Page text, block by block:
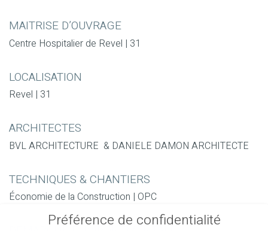
MAITRISE D’OUVRAGE
Centre Hospitalier de Revel | 31
LOCALISATION
Revel | 31
ARCHITECTES
BVL ARCHITECTURE & DANIELE DAMON ARCHITECTE
TECHNIQUES & CHANTIERS
Économie de la Construction | OPC
Préférence de confidentialité